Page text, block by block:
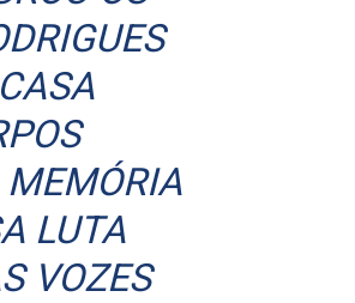
LUTA
VOZES